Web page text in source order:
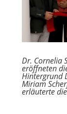
Dr. Cornelia
eröffneten
Hintergrund
Miriam
erläuterte